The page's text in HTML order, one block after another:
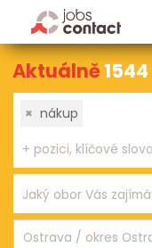
Aktuálně1544
× nákup